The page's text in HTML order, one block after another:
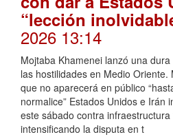
“lección
2026 13:14
Mojtaba Khamenei lanzó una
las hostilidades en Medio
que no aparecerá en público
normalice” Estados Unidos e Irán
este sábado contra
intensificando la disputa en t